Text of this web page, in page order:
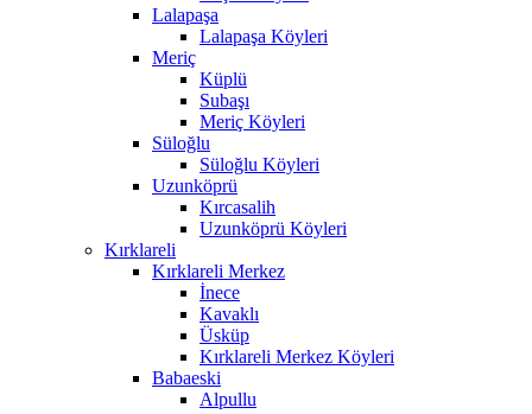
Lalapaşa
Lalapaşa Köyleri
Meriç
Küplü
Subaşı
Meriç Köyleri
Süloğlu
Süloğlu Köyleri
Uzunköprü
Kırcasalih
Uzunköprü Köyleri
Kırklareli
Kırklareli Merkez
İnece
Kavaklı
Üsküp
Kırklareli Merkez Köyleri
Babaeski
Alpullu